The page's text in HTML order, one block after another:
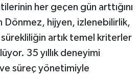
her geçen gün arttığını
Dönmez, hijyen, izlenebilirlik,
artık temel kriterler
35 yıllık deneyimi
süreç yönetimiyle